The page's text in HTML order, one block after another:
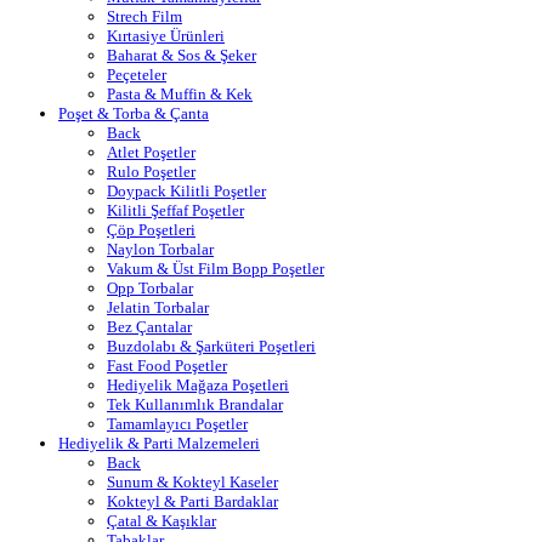
Strech Film
Kırtasiye Ürünleri
Baharat & Sos & Şeker
Peçeteler
Pasta & Muffin & Kek
Poşet & Torba & Çanta
Back
Atlet Poşetler
Rulo Poşetler
Doypack Kilitli Poşetler
Kilitli Şeffaf Poşetler
Çöp Poşetleri
Naylon Torbalar
Vakum & Üst Film Bopp Poşetler
Opp Torbalar
Jelatin Torbalar
Bez Çantalar
Buzdolabı & Şarküteri Poşetleri
Fast Food Poşetler
Hediyelik Mağaza Poşetleri
Tek Kullanımlık Brandalar
Tamamlayıcı Poşetler
Hediyelik & Parti Malzemeleri
Back
Sunum & Kokteyl Kaseler
Kokteyl & Parti Bardaklar
Çatal & Kaşıklar